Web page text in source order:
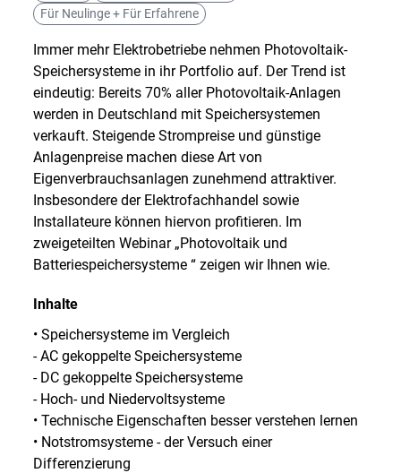
Für Neulinge + Für Erfahrene
Immer mehr Elektrobetriebe nehmen Photovoltaik-
Speichersysteme in ihr Portfolio auf. Der Trend ist
eindeutig: Bereits 70% aller Photovoltaik-Anlagen
werden in Deutschland mit Speichersystemen
verkauft. Steigende Strompreise und günstige
Anlagenpreise machen diese Art von
Eigenverbrauchsanlagen zunehmend attraktiver.
Insbesondere der Elektrofachhandel sowie
Installateure können hiervon profitieren. Im
zweigeteilten Webinar „Photovoltaik und
Batteriespeichersysteme “ zeigen wir Ihnen wie.
Inhalte
• Speichersysteme im Vergleich
- AC gekoppelte Speichersysteme
- DC gekoppelte Speichersysteme
- Hoch- und Niedervoltsysteme
• Technische Eigenschaften besser verstehen lernen
• Notstromsysteme - der Versuch einer
Differenzierung